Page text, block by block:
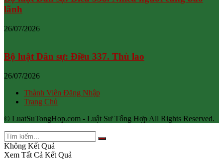
lãnh
26/07/2026
Bộ luật Dân sự: Điều 337. Thù lao
26/07/2026
Thành Viên Đăng Nhập
Trang Chủ
© LuatSuTongHop.com - Luật Sư Tổng Hợp All Rights Reserved.
Không Kết Quả
Xem Tất Cả Kết Quả